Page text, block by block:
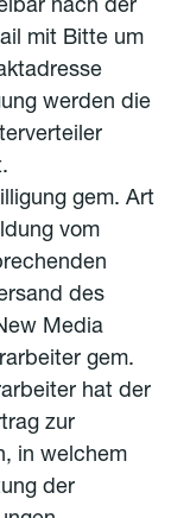
nach der
mit Bitte um
werden die
gem. Art
vom
des
Media
gem.
hat der
zur
in welchem
der